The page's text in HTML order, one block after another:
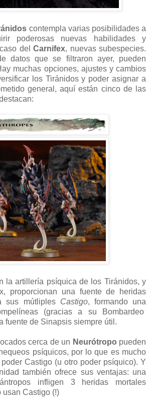
contempla varias posibilidades a
poderosas nuevas habilidades y
del Carnifex, nuevas subespecies.
datos que se filtraron ayer, pueden
muchas opciones, ajustes y cambios
los Tiránidos y poder asignar a
general, aquí están cinco de las
la artillería psíquica de los Tiránidos, y
proporcionan una fuente de heridas
sus mútliples Castigo, formando una
(gracias a su Bombardeo
fuente de Sinapsis siempre útil.
cerca de un Neurótropo pueden
psíquicos, por lo que es mucho
Castigo (u otro poder psíquico). Y
también ofrece sus ventajas: una
infligen 3 heridas mortales
Castigo (!)